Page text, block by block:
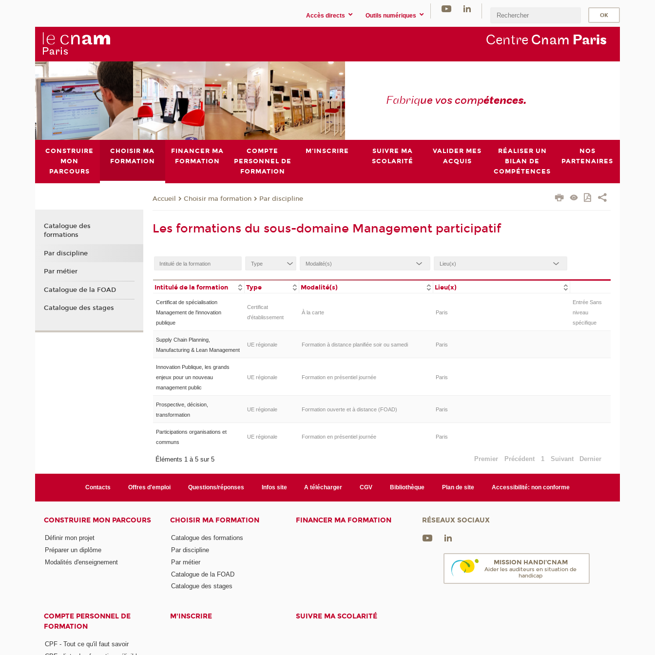
Accès directs Outils numériques
Centre Cnam Paris
Fabrique vos compétences.
CONSTRUIRE
MON
PARCOURS
CHOISIR MA
FORMATION
FINANCER MA
FORMATION
COMPTE
PERSONNEL DE
FORMATION
M'INSCRIRE
SUIVRE MA
SCOLARITÉ
VALIDER MES
ACQUIS
RÉALISER UN
BILAN DE
COMPÉTENCES
NOS
PARTENAIRES
Accueil Choisir ma formation Par discipline
Les formations du sous-domaine Management participatif
Intitulé de la formation Type Modalité(s) Lieu(x)
Certificat de spécialisation
Management de l'innovation
publique
Certificat
d'établissement
À la carte Paris
Entrée Sans
niveau
spécifique
Supply Chain Planning,
Manufacturing & Lean Management
UE régionale Formation à distance planifiée soir ou samedi Paris
Innovation Publique, les grands
enjeux pour un nouveau
management public
UE régionale Formation en présentiel journée Paris
Prospective, décision,
transformation
UE régionale Formation ouverte et à distance (FOAD) Paris
Participations organisations et
communs
UE régionale Formation en présentiel journée Paris
Éléments 1 à 5 sur 5 Premier Précédent 1 Suivant Dernier
Catalogue des
formations
Par discipline
Par métier
Catalogue de la FOAD
Catalogue des stages
Contacts Offres d'emploi Questions/réponses Infos site A télécharger CGV Bibliothèque Plan de site Accessibilité: non conforme
CONSTRUIRE MON PARCOURS
Définir mon projet
Préparer un diplôme
Modalités d'enseignement
CHOISIR MA FORMATION
Catalogue des formations
Par discipline
Par métier
Catalogue de la FOAD
Catalogue des stages
FINANCER MA FORMATION
COMPTE PERSONNEL DE
FORMATION
CPF - Tout ce qu'il faut savoir
M'INSCRIRE SUIVRE MA SCOLARITÉ
RÉSEAUX SOCIAUX
MISSION HANDI'CNAM
Aider les auditeurs en situation de
handicap